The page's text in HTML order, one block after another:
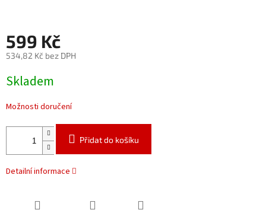
599 Kč
534,82 Kč bez DPH
cena:
Skladem
Možnosti doručení
Přidat do košíku
Detailní informace